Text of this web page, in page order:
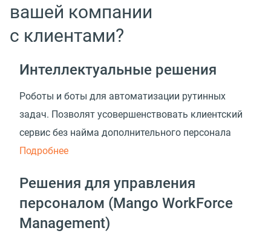
вашей компании
с клиентами?
Интеллектуальные решения
Роботы и боты для автоматизации рутинных
задач. Позволят усовершенствовать клиентский
сервис без найма дополнительного персонала
Подробнее
Решения для управления
персоналом (Mango WorkForce
Management)